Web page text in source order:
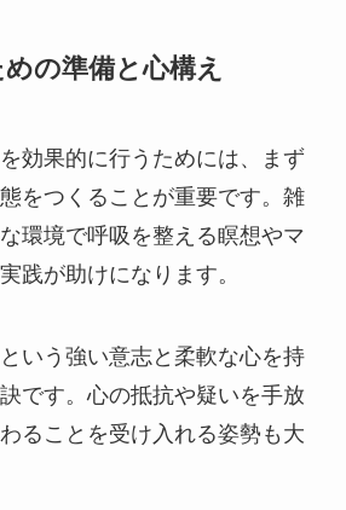
の準備と心構え
効果的に行うためには、まず
をつくることが重要です。雑
環境で呼吸を整える瞑想やマ
践が助けになります。
いう強い意志と柔軟な心を持
です。心の抵抗や疑いを手放
ることを受け入れる姿勢も大